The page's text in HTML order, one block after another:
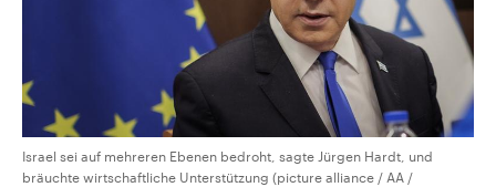
Israel sei auf mehreren Ebenen bedroht, sagte Jürgen Hardt, und
bräuchte wirtschaftliche Unterstützung (picture alliance / AA /